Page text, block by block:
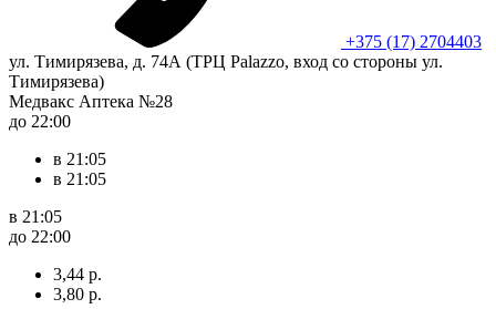
+375 (17) 2704403
ул. Тимирязева, д. 74А (ТРЦ Palazzo, вход со стороны ул.
Тимирязева)
Медвакс Аптека №28
до 22:00
в 21:05
в 21:05
в 21:05
до 22:00
3,44 р.
3,80 р.